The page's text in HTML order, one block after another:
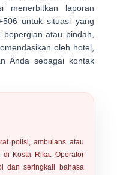
menerbitkan laporan
untuk situasi yang
atau pindah,
oleh hotel,
Anda sebagai kontak
polisi, ambulans atau
Kosta Rika. Operator
dan seringkali bahasa